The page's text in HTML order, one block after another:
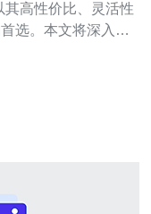
高性价比、灵活性
选。本文将深入探
券的